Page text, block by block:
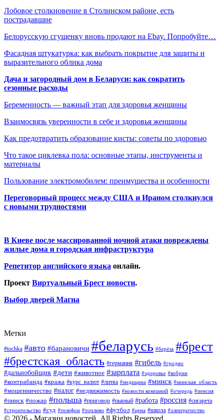
Лобовое столкновение в Столинском районе, есть
пострадавшие
Белорусскую сгущенку вновь продают на Ebay. Попробуйте…
Фасадная штукатурка: как выбрать покрытие для защиты и
выразительного облика дома
Дача и загородный дом в Беларуси: как сократить
сезонные расходы
Беременность — важный этап для здоровья женщины
Взаимосвязь уверенности в себе и здоровья женщины
Как предотвратить образование кисты: советы по здоровью
Что такое циклевка пола: основные этапы, инструменты и
материалы
Пользование электромобилем: преимущества и особенности
Переговорный процесс между США и Ираном столкнулся
с новыми трудностями
В Киеве после массированной ночной атаки повреждены
жилые дома и городская инфраструктура
Репетитор английского языка онлайн.
Проект Виртуальный Брест новости.
Выбор дверей Магна
Метки
#tochka #авто #барановичи #беларусь #берёза #брест
#брестская_область #германия #гибель #гродно
#дальнобойщик #дети #животное #зарплата #здоровье #кобрин
#контрабанда #кража #курс_валют #литва #медицина #минск #минская_область
#мошенничество #налог #недвижимость #новости компаний #очередь #пенсия
#пинск #пожар #польша #приговор #пьяный #работа #россия #сигарета
#строительство #суд #телефон #топливо #футбол #цена #школа #электричество
© 2026 - Магазин новостей. All Rights Reserved.